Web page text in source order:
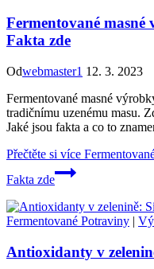
Fermentované
Fakta zde
Odwebmaster1 12. 3. 2023
Fermentované masné
tradičnímu uzenému masu.
Jaké jsou fakta a co to
Přečtěte si více
Fakta zde
Fermentované Potraviny |
Antioxidanty v